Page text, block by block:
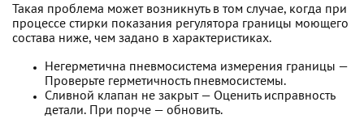
Такая проблема может возникнуть в том случае, когда при
процессе стирки показания регулятора границы моющего
состава ниже, чем задано в характеристиках.
Негерметична пневмосистема измерения границы —
Проверьте герметичность пневмосистемы.
Сливной клапан не закрыт — Оценить исправность
детали. При порче — обновить.